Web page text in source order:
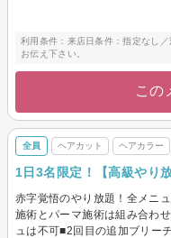
利用条件：来店日条件：指定なし
お伝え下さい。
この
全員 ヘアカット ヘアカラー
1日3名限定！【高級やり
赤字覚悟のやり放題！全メニ
施術とパーマ施術は組み合わ
ュは不可■2回目の追加ブリー